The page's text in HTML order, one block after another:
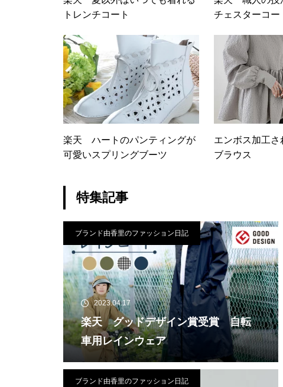
トレンチコート
チェスターコー
楽天 ハートのパンティングが
可愛いスプリングブーツ
エンボス加工さ
ブラウス
特集記事
ブランド由香里のファッション日記
2023.04.17
楽天 グッドデザイン賞受賞 自転
車用レインウェア
ブランド由香里のファッション日記